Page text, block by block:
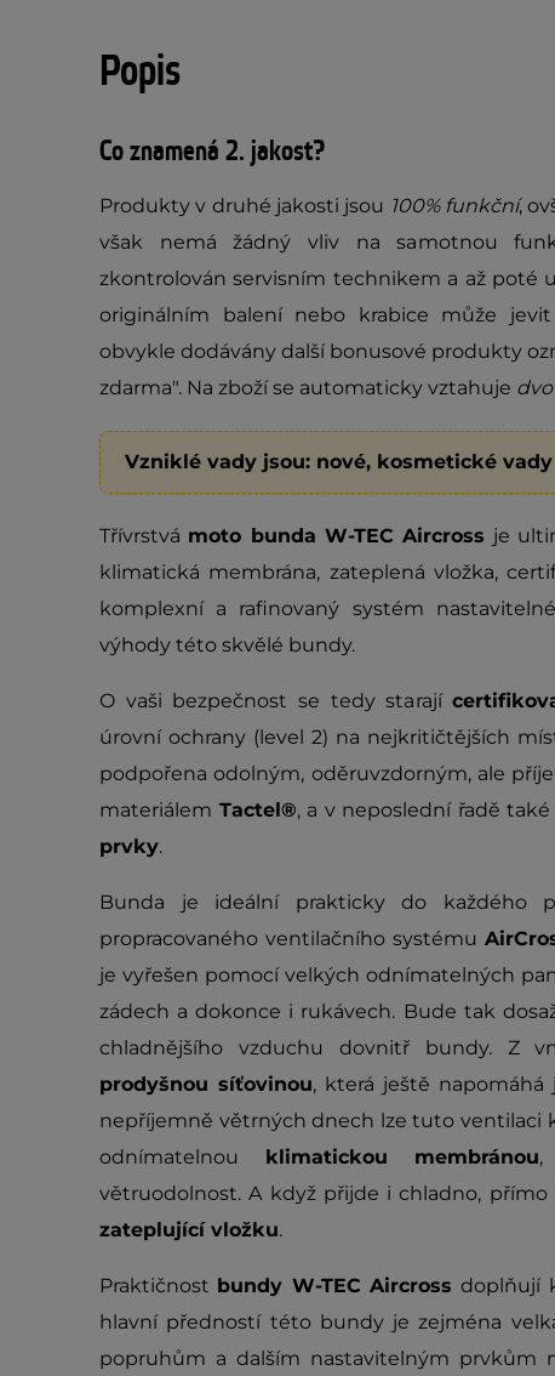
Popis
Co znamená 2. jakost?
Produkty v druhé jakosti jsou 100% funkční,
však nemá žádný vliv na samotnou
zkontrolován servisním technikem a až poté
originálním balení nebo krabice může
obvykle dodávány další bonusové produkty
zdarma". Na zboží se automaticky vztahuje
Vzniklé vady jsou: nové, kosmetické vady
Třívrstvá moto bunda W-TEC Aircross je
klimatická membrána, zateplená vložka,
komplexní a rafinovaný systém
výhody této skvělé bundy.
O vaši bezpečnost se tedy starají
úrovní ochrany (level 2) na nejkritičtějších
podpořena odolným, oděruvzdorným, ale
materiálem Tactel®, a v neposlední řadě
prvky.
Bunda je ideální prakticky do každého
propracovaného ventilačního systému
je vyřešen pomocí velkých odnímatelných
zádech a dokonce i rukávech. Bude tak
chladnějšího vzduchu dovnitř bundy. Z
prodyšnou síťovinou, která ještě napomáhá
nepříjemně větrných dnech lze tuto ventilaci
odnímatelnou klimatickou membránou,
větruodolnost. A když přijde i chladno,
zateplující vložku.
Praktičnost bundy W-TEC Aircrossdoplňují
hlavní předností této bundy je zejména
popruhům a dalším nastavitelným prvkům